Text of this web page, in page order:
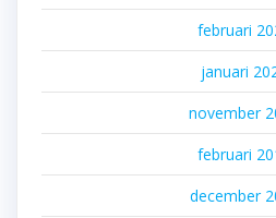
februari
januari
november
februari
december